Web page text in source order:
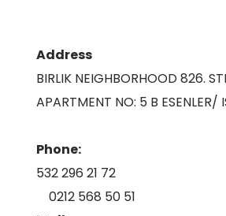
Address
BIRLIK NEIGHBORHOOD 826.
APARTMENT NO: 5 B ESENLER/
Phone:
532 296 21 72
0212 568 50 51